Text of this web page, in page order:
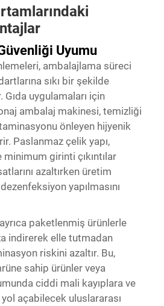
Uyumu
ambalajlama süreci
sıkı bir şekilde
Gıda uygulamaları için
ambalaj makinesi, temizliği
önleyen hijyenik
Paslanmaz çelik yapı,
girinti çıkıntılar
azaltırken üretim
yapılmasını
paketlenmiş ürünlerle
indirerek elle tutmadan
riskini azaltır. Bu,
sahip ürünler veya
ciddi mali kayıplara ve
açabilecek uluslararası